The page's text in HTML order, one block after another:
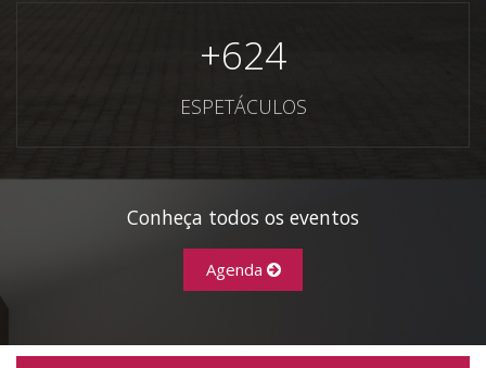
+624
ESPETÁCULOS
Conheça todos os eventos
Agenda